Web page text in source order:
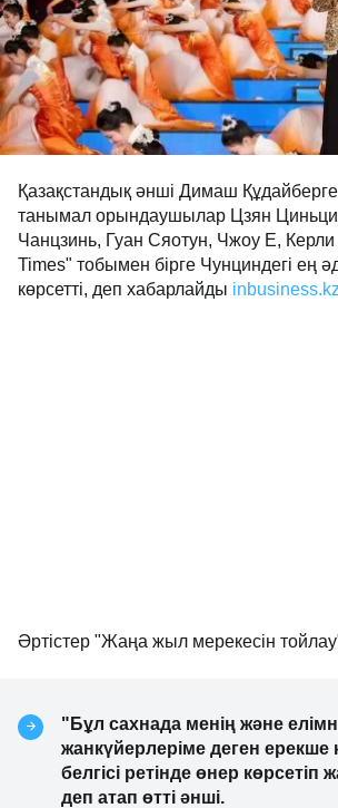
Қазақстандық әнші Димаш
танымал орындаушылар Цзян
Чанцзинь, Гуан Сяотун, Чжоу Е, Керли
Times" тобымен бірге Чунциндегі ең
көрсетті, деп хабарлайды inbusiness.kz
Әртістер "Жаңа жыл мерекесін
"Бұл сахнада менің және
жанкүйерлеріме деген ерекше
белгісі ретінде өнер
деп атап өтті әнші.